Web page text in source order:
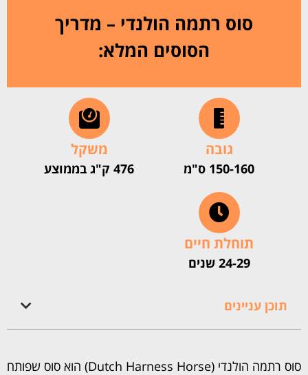
סוס רתמה הולנדי – מדריך
הסוסים המלא:
גובה
150-160 ס"מ
משקל
476 ק"ג בממוצע
תוחלת חיים
24-29 שנים
תוכן עניינים
סוס רתמה הולנדי (Dutch Harness Horse) הוא סוס שפותח